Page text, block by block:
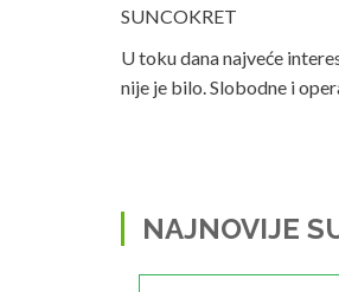
SUNCOKRET
U toku dana najveće
nije je bilo. Slobodne i
NAJNOVIJE